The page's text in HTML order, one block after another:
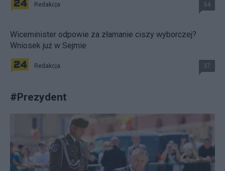
Redakcja 34
Wiceminister odpowie za złamanie ciszy wyborczej?
Wniosek już w Sejmie
Redakcja 37
#Prezydent